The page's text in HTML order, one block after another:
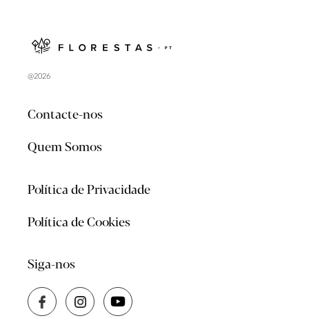
@2026
Contacte-nos
Quem Somos
Política de Privacidade
Política de Cookies
Siga-nos